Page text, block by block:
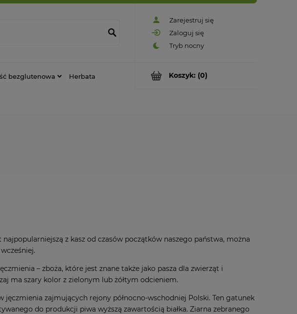
Zarejestruj się
Zaloguj się
Koszyk: (0)
bezglutenowa Herbata
najpopularniejszą z kasz od czasów początków naszego państwa, można
– zboża, które jest znane także jako pasza dla zwierząt i
ma szary kolor z zielonym lub żółtym odcieniem.
jęczmienia zajmujących rejony północno-wschodniej Polski. Ten gatunek
do produkcji piwa wyższą zawartością białka. Ziarna zebranego